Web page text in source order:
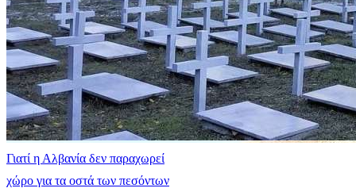
Γιατί η Αλβανία δεν παραχωρεί
χώρο για τα οστά των πεσόντων